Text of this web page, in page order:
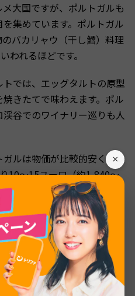
×
大国ですが、ポルトガルも
集めています。ポルトガル
バカリャウ（干し鱈）料理
われるほどです。
では、エッグタルトの原型
きたてで味わえます。ポル
谷でのワイナリー巡りも人
ルは物価が比較的安く、レ
10〜15ユーロ（約1,840〜
です。
リシャとチェコ
祥地であり、アテネのパル
古代の遺産が数多く残って
建物と青い海のコントラス